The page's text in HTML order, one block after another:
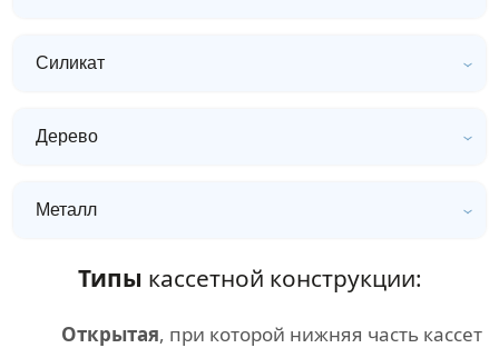
Силикат
Дерево
Металл
Типы кассетной конструкции:
Открытая, при которой нижняя часть кассет